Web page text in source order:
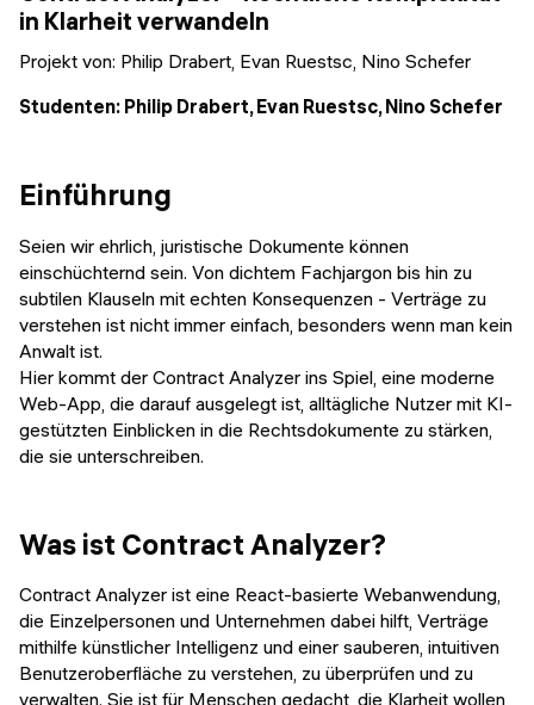
KURZKURSE
Generative KI meistern
KOSTENLOSE RESSOURCEN
Web-Entwicklung Einführungskurs
Python Einführungskurs
Python & Ops Einführungskurs
Veranstaltungen
Abschlussprojekte
Alumni Geschichten
in Klarheit verwandeln
Projekt von: Philip Drabert, Evan Ruestsc, Nino Schefer
Studenten: Philip Drabert, Evan Ruestsc, Nino Schefer
Einführung
Seien wir ehrlich, juristische Dokumente können
einschüchternd sein. Von dichtem Fachjargon bis hin zu
subtilen Klauseln mit echten Konsequenzen - Verträge zu
verstehen ist nicht immer einfach, besonders wenn man kein
Anwalt ist.
Hier kommt der Contract Analyzer ins Spiel, eine moderne
Web-App, die darauf ausgelegt ist, alltägliche Nutzer mit KI-
gestützten Einblicken in die Rechtsdokumente zu stärken,
die sie unterschreiben.
Was ist Contract Analyzer?
Contract Analyzer ist eine React-basierte Webanwendung,
die Einzelpersonen und Unternehmen dabei hilft, Verträge
mithilfe künstlicher Intelligenz und einer sauberen, intuitiven
Benutzeroberfläche zu verstehen, zu überprüfen und zu
verwalten. Sie ist für Menschen gedacht, die Klarheit wollen,